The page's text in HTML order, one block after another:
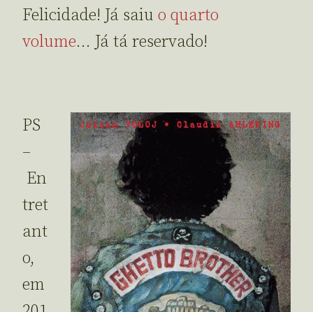
Felicidade! Já saiu o quarto
volume… Já tá reservado!
PS
–
En
tret
ant
o,
em